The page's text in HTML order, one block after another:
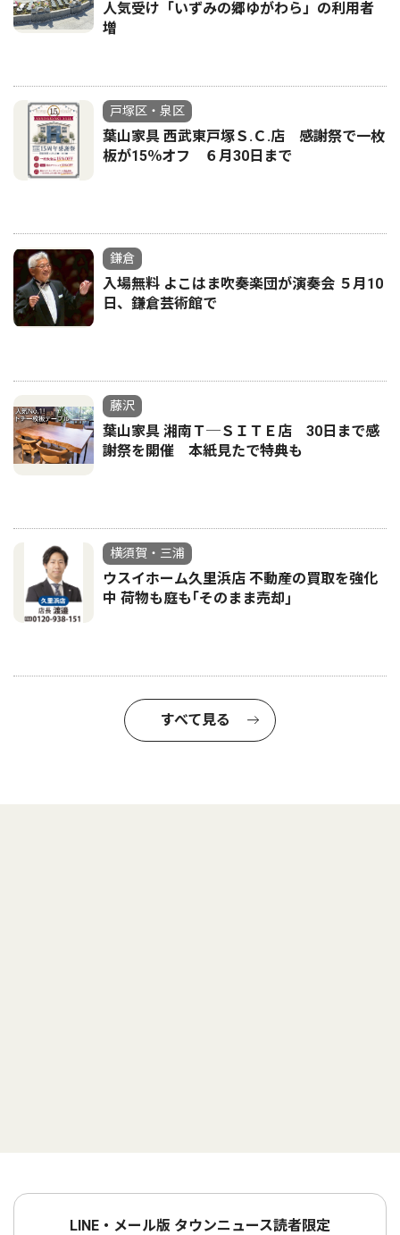
人気受け「いずみの郷ゆがわら」の利用者
増
戸塚区・泉区
葉山家具 西武東戸塚Ｓ.Ｃ.店 感謝祭で一枚
板が15％オフ ６月30日まで
鎌倉
入場無料 よこはま吹奏楽団が演奏会 ５月10
日、鎌倉芸術館で
藤沢
葉山家具 湘南Ｔ─ＳＩＴＥ店 30日まで感
謝祭を開催 本紙見たで特典も
横須賀・三浦
ウスイホーム久里浜店 不動産の買取を強化
中 荷物も庭も｢そのまま売却｣
すべて見る
LINE・メール版 タウンニュース読者限定